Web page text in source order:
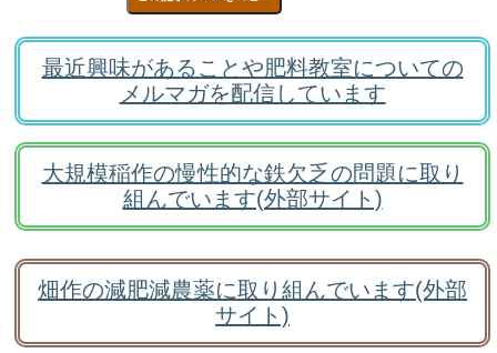
最近興味があることや肥料教室についての
メルマガを配信しています
大規模稲作の慢性的な鉄欠乏の問題に取り
組んでいます(外部サイト)
畑作の減肥減農薬に取り組んでいます(外部
サイト)